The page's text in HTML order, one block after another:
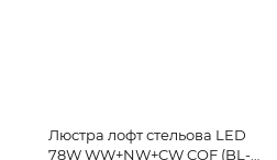
Люстра лофт стельова LED
78W WW+NW+CW COF (BL-